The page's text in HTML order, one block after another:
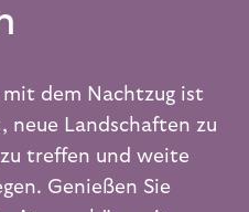
mit dem Nachtzug ist
Landschaften zu
treffen und weite
Genießen Sie